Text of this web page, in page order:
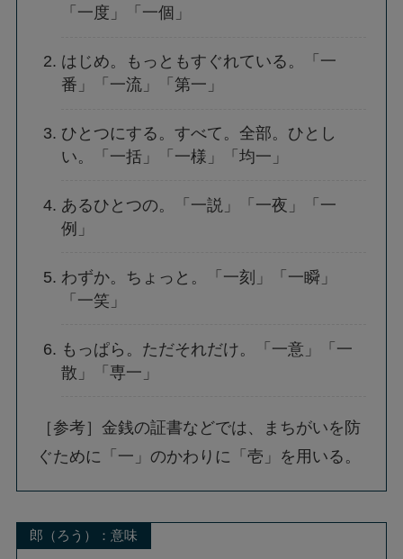
「一度」「一個」
はじめ。もっともすぐれている。「一
番」「一流」「第一」
ひとつにする。すべて。全部。ひとし
い。「一括」「一様」「均一」
あるひとつの。「一説」「一夜」「一
例」
わずか。ちょっと。「一刻」「一瞬」
「一笑」
もっぱら。ただそれだけ。「一意」「一
散」「専一」
［参考］金銭の証書などでは、まちがいを防
ぐために「一」のかわりに「壱」を用いる。
郎（ろう）：意味